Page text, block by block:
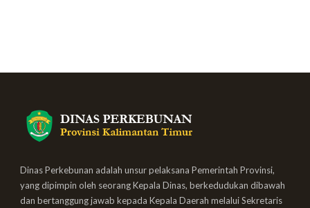
Dinas Perkebunan adalah unsur pelaksana Pemerintah Provinsi,
yang dipimpin oleh seorang Kepala Dinas, berkedudukan dibawah
dan bertanggung jawab kepada Kepala Daerah melalui Sekretaris